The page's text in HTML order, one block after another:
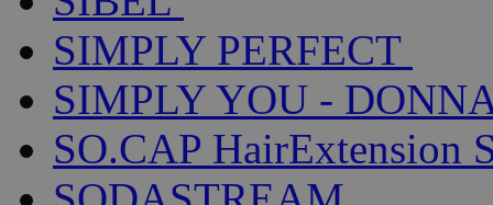
SIMPLY PERFECT
SIMPLY YOU -
SO.CAP HairExtension